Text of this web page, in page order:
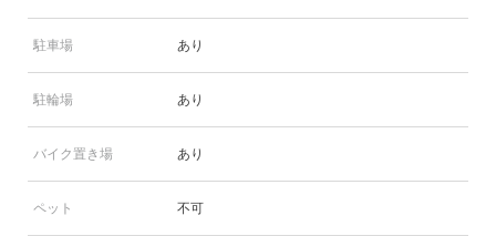
駐車場 あり
駐輪場 あり
バイク置き場 あり
ペット 不可